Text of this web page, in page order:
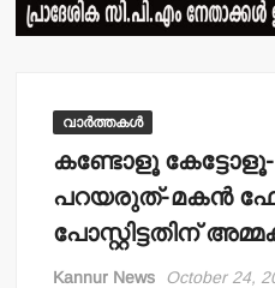
വാർത്തകൾ
കണ്ടോളൂ
പറയരുത്-മകന്‍
പോസ്റ്റിട്ടതിന്
Kannur News October 24,